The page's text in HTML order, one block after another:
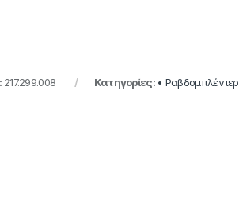
217.299.008 Κατηγορίες: • Ραβδομπλέντερ